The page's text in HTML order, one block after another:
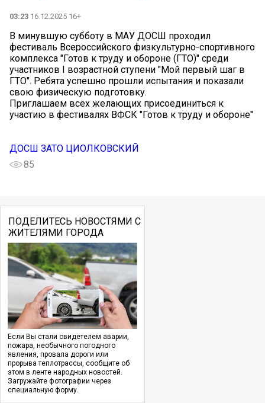
03:23 16.12.2025 16+
В минувшую субботу в МАУ ДОСШ проходил
фестиваль Всероссийского физкультурно-спортивного
комплекса "Готов к труду и обороне (ГТО)" среди
участников I возрастной ступени "Мой первый шаг в
ГТО". Ребята успешно прошли испытания и показали
свою физическую подготовку.
Приглашаем всех желающих присоединиться к
участию в фестивалях ВФСК "Готов к труду и обороне"
ДОСШ ЗАТО ЦИОЛКОВСКИЙ
85
ПОДЕЛИТЕСЬ НОВОСТЯМИ С
ЖИТЕЛЯМИ ГОРОДА
Если Вы стали свидетелем аварии,
пожара, необычного погодного
явления, провала дороги или
прорыва теплотрассы, сообщите об
этом в ленте народных новостей.
Загружайте фотографии через
специальную форму.